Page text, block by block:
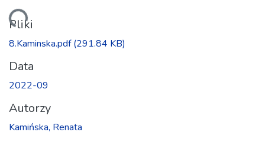
Pliki
8.Kaminska.pdf(291.84 KB)
Data
2022-09
Autorzy
Kamińska, Renata